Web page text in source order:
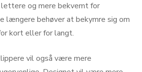
og mere bekvemt for
længere behøver at bekymre sig om
kort eller for langt.
vil også være mere